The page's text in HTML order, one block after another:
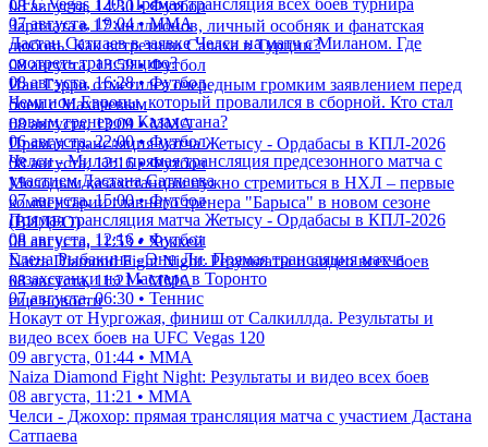
08 августа, 14:30 • Футбол
Зарплата в 17 миллионов, личный особняк и фанатская
любовь. Как встретили Салаха в Турции?
08 августа, 13:59 • Футбол
Иан Гэрри отметился очередным громким заявлением перед
боем с Махачевым
08 августа, 13:09 • ММА
Прямая трансляция матча Жетысу - Ордабасы в КПЛ-2026
08 августа, 12:16 • Футбол
Молодым казахстанцам нужно стремиться в НХЛ – первые
комментарии главного тренера "Барыса" в новом сезоне
(ВИДЕО)
08 августа, 11:53 • Хоккей
Naiza Diamond Fight Night: Результаты и видео всех боев
08 августа, 11:21 • ММА
еще новости
UFC Vegas 120: Прямая трансляция всех боев турнира
07 августа, 19:04 • ММА
Дастан Сатпаев в заявке Челси на матч с Миланом. Где
смотреть трансляцию?
08 августа, 16:28 • Футбол
Чемпион Европы, который провалился в сборной. Кто стал
новым тренером Казахстана?
06 августа, 22:00 • Футбол
Челси - Милан: прямая трансляция предсезонного матча с
участием Дастана Сатпаева
07 августа, 15:00 • Футбол
Прямая трансляция матча Жетысу - Ордабасы в КПЛ-2026
08 августа, 12:16 • Футбол
Елена Рыбакина - Энн Ли. Прямая трансляция матча
казахстанки на Мастерс в Торонто
07 августа, 06:30 • Теннис
Нокаут от Нургожая, финиш от Салкиллда. Результаты и
видео всех боев на UFC Vegas 120
09 августа, 01:44 • ММА
Naiza Diamond Fight Night: Результаты и видео всех боев
08 августа, 11:21 • ММА
Челси - Джохор: прямая трансляция матча с участием Дастана
Сатпаева